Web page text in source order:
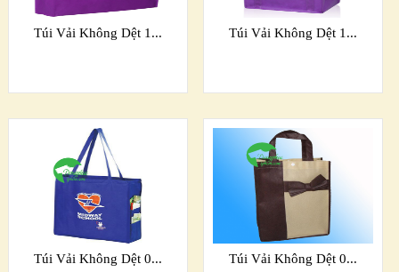
Túi Vải Không Dệt 1... Túi Vải Không Dệt 1...
Túi Vải Không Dệt 0... Túi Vải Không Dệt 0...